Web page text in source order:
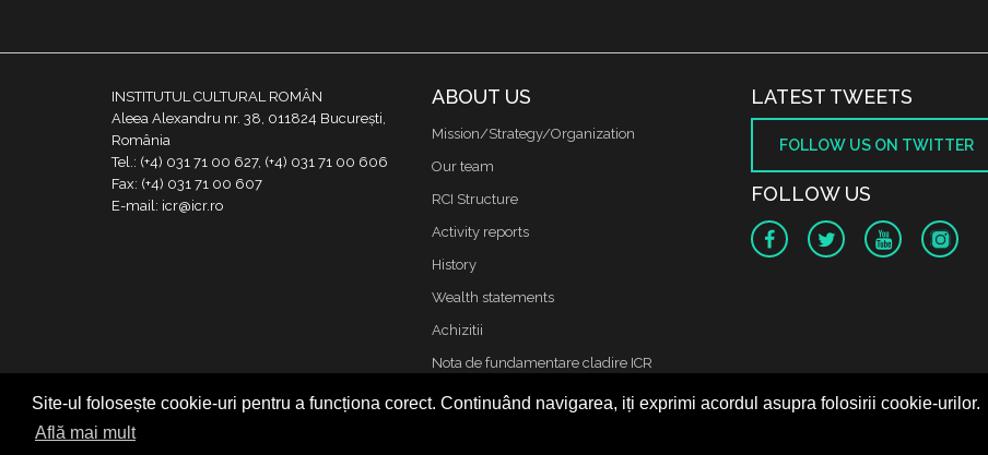
Site-ul folosește cookie-uri pentru a funcționa corect. Continuând navigarea, iți exprimi acordul asupra folosirii cookie-urilor.
Află mai mult
INSTITUTUL CULTURAL ROMÂN
Aleea Alexandru nr. 38, 011824 București,
România
Tel.: (+4) 031 71 00 627, (+4) 031 71 00 606
Fax: (+4) 031 71 00 607
E-mail: icr@icr.ro
ABOUT US
Mission/Strategy/Organization
Our team
RCI Structure
Activity reports
History
Wealth statements
Achizitii
Nota de fundamentare cladire ICR
Contact
LATEST TWEETS
FOLLOW US ON TWITTER
FOLLOW US